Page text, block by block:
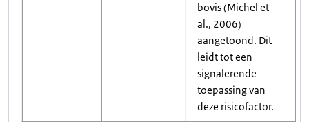
bovis (Michel et
al., 2006)
aangetoond. Dit
leidt tot een
signalerende
toepassing van
deze risicofactor.